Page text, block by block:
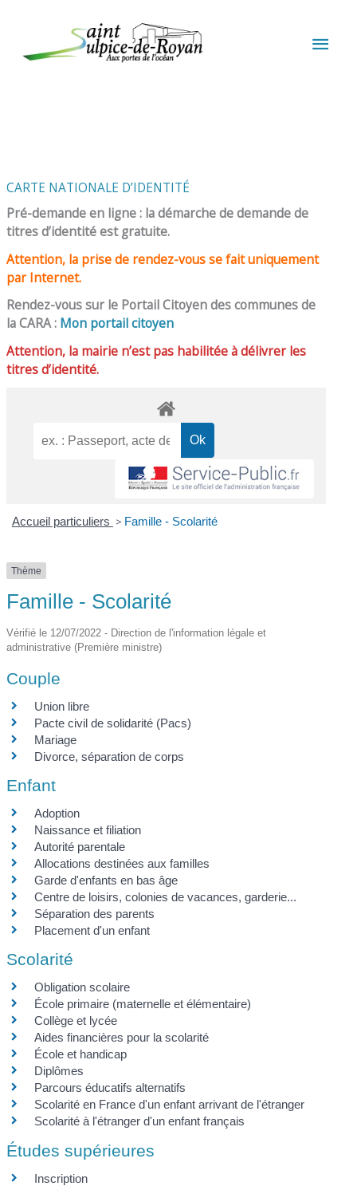
CARTE NATIONALE D’IDENTITÉ
Pré-demande en ligne : la démarche de demande de
titres d’identité est gratuite.
Attention, la prise de rendez-vous se fait uniquement
par Internet.
Rendez-vous sur le Portail Citoyen des communes de
la CARA : Mon portail citoyen
Attention, la mairie n’est pas habilitée à délivrer les
titres d’identité.
Accueil particuliers > Famille - Scolarité
Thème
Famille - Scolarité
Vérifié le 12/07/2022 - Direction de l'information légale et
administrative (Première ministre)
Couple
Union libre
Pacte civil de solidarité (Pacs)
Mariage
Divorce, séparation de corps
Enfant
Adoption
Naissance et filiation
Autorité parentale
Allocations destinées aux familles
Garde d'enfants en bas âge
Centre de loisirs, colonies de vacances, garderie...
Séparation des parents
Placement d'un enfant
Scolarité
Obligation scolaire
École primaire (maternelle et élémentaire)
Collège et lycée
Aides financières pour la scolarité
École et handicap
Diplômes
Parcours éducatifs alternatifs
Scolarité en France d'un enfant arrivant de l'étranger
Scolarité à l'étranger d'un enfant français
Études supérieures
Inscription